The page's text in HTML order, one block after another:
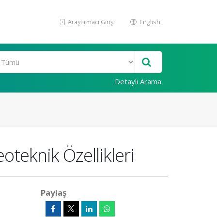
Araştırmacı Girişi English
Detaylı Arama
Özellikleri
Paylaş